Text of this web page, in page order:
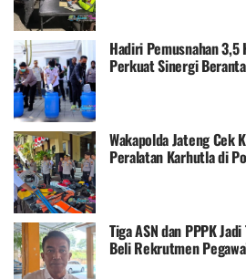
Hadiri Pemusnahan 3,5
Perkuat Sinergi
Wakapolda Jateng Cek
Peralatan Karhutla di
Tiga ASN dan PPPK
Beli Rekrutmen